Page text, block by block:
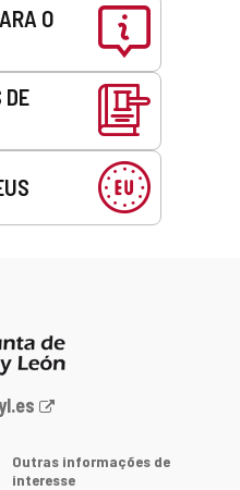
O
DE
Outras informações de
interesse